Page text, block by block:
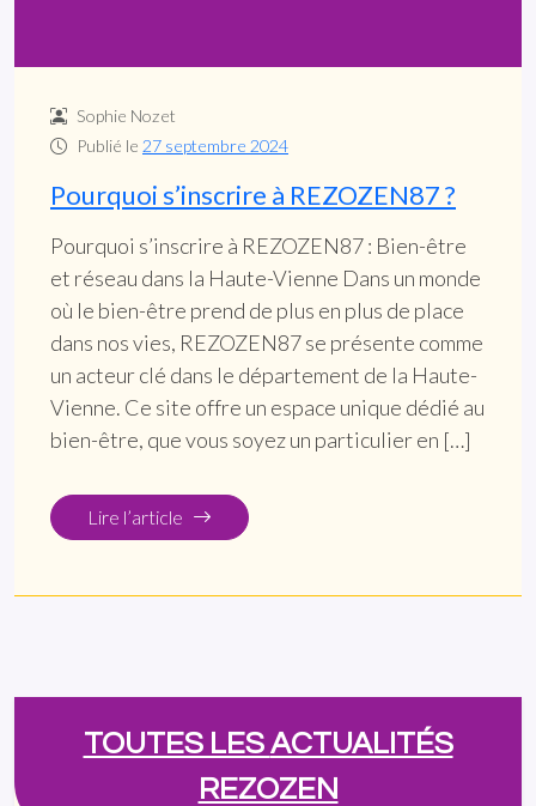
Sophie Nozet
Publié le 27 septembre 2024
Pourquoi s’inscrire à REZOZEN87 ?
Pourquoi s’inscrire à REZOZEN87 : Bien-être
et réseau dans la Haute-Vienne Dans un monde
où le bien-être prend de plus en plus de place
dans nos vies, REZOZEN87 se présente comme
un acteur clé dans le département de la Haute-
Vienne. Ce site offre un espace unique dédié au
bien-être, que vous soyez un particulier en […]
Lire l’article
TOUTES LESACTUALITÉS
REZOZEN